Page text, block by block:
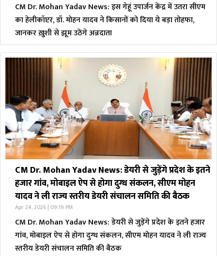
CM Dr. Mohan Yadav News: इस गेहूं उपार्जन केंद्र में उतरा सीएम
का हेलीकॉप्टर, डॉ. मोहन यादव ने किसानों को दिया ये बड़ा तोहफा,
जानकर ख़ुशी से झूम उठेंगे अन्नदाता
CM Dr. Mohan Yadav News: डेयरी से जुड़ेंगे प्रदेश के इतने
हजार गांव, मोबाइल ऐप से होगा दुग्ध संकलन, सीएम मोहन
यादव ने ली राज्य स्तरीय डेयरी संचालन समिति की बैठक
Apr 24, 2026 | 09:19 PM
CM Dr. Mohan Yadav News: डेयरी से जुड़ेंगे प्रदेश के इतने हजार
गांव, मोबाइल ऐप से होगा दुग्ध संकलन, सीएम मोहन यादव ने ली राज्य
स्तरीय डेयरी संचालन समिति की बैठक